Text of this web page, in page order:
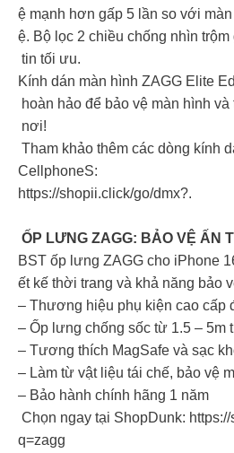
ệ mạnh hơn gấp 5 lần so với
ệ. Bộ lọc 2 chiều chống nhìn
tin tối ưu.
Kính dán màn hình ZAGG Elite
hoàn hảo để bảo vệ màn hình
nơi!
Tham khảo thêm các dòng kính
CellphoneS:
https://shopii.click/go/dmx?.
ỐP LƯNG ZAGG: BẢO VỆ ẤN
BST ốp lưng ZAGG cho iPhone
ết kế thời trang và khả năng bảo
– Thương hiệu phụ kiện cao cấp
– Ốp lưng chống sốc từ 1.5 – 5m
– Tương thích MagSafe và sạc
– Làm từ vật liệu tái chế, bảo vệ
– Bảo hành chính hãng 1 năm
Chọn ngay tại ShopDunk:
q=zagg